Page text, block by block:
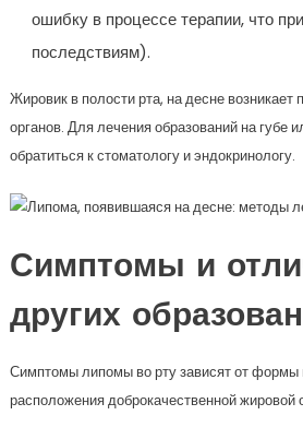
ошибку в процессе терапии, что
последствиям).
Жировик в полости рта, на десне возникает
органов. Для лечения образований на губе
обратиться к стоматологу и эндокринологу.
Симптомы и
других
Симптомы липомы во рту зависят от формы
расположения доброкачественной жировой